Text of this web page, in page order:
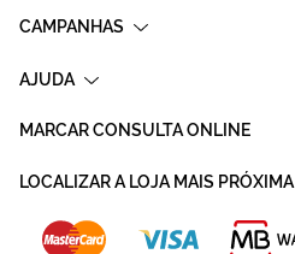
CAMPANHAS
AJUDA
MARCAR CONSULTA ONLINE
LOCALIZAR A LOJA MAIS PRÓXIMA